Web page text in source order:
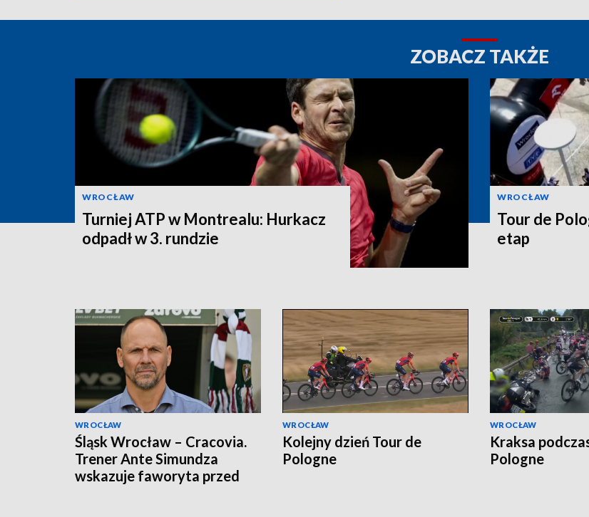
ZOBACZ TAKŻE
WROCŁAW
Turniej ATP w Montrealu: Hurkacz
odpadł w 3. rundzie
WROCŁAW
Tour de
etap
WROCŁAW
Śląsk Wrocław – Cracovia.
Trener Ante Simundza
wskazuje faworyta przed
WROCŁAW
Kolejny dzień Tour de
Pologne
WROCŁAW
Kraksa
Pologne